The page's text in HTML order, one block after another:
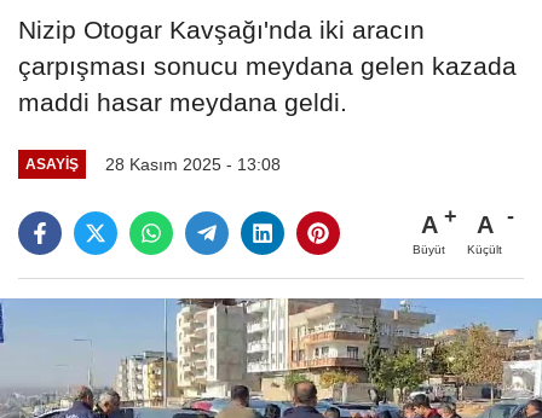
Nizip Otogar Kavşağı'nda iki aracın
çarpışması sonucu meydana gelen kazada
maddi hasar meydana geldi.
ASAYIŞ 28 Kasım 2025 - 13:08
A
Büyüt
A
Küçült